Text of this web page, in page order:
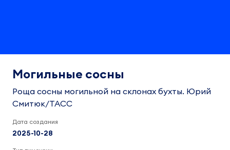
Могильные сосны
Роща сосны могильной на склонах бухты. Юрий
Смитюк/ТАСС
Дата создания
2025-10-28